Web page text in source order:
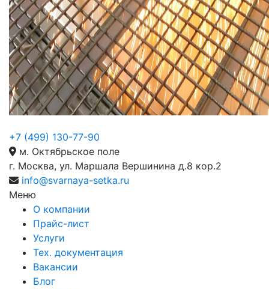
+7 (499) 130-77-90
м. Октябрьское поле
г. Москва, ул. Маршала Вершинина д.8 кор.2
info@svarnaya-setka.ru
Меню
О компании
Прайс-лист
Услуги
Тех. документация
Вакансии
Блог